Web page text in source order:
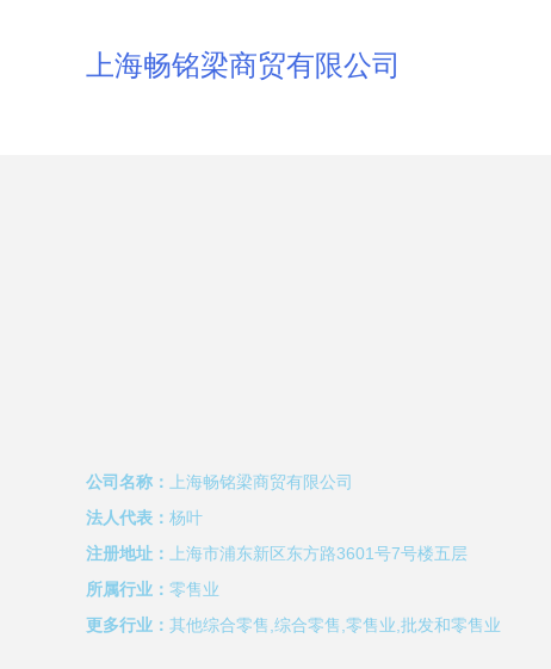
上海畅铭梁商贸有限公司
公司名称：
上海畅铭梁商贸有限公司
法人代表： 杨叶
注册地址：
上海市浦东新区东方路3601号7号楼五层
所属行业： 零售业
更多行业： 其他综合零售,综合零售,零售业,批发和零售业